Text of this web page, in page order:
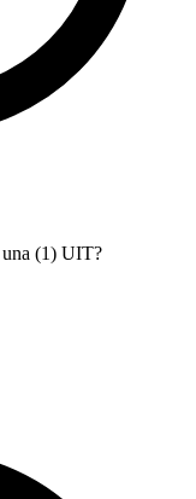
una (1) UIT?